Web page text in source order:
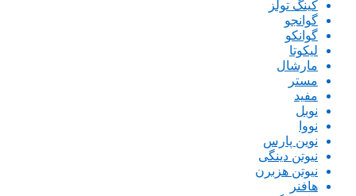
کینگ تولز
گوانجو
گوانکو
لیکوتا
مارشال
مستر
مفید
نوبل
نووا
نوین پارس
نیوتن دینگی
نیوتن هزبرن
هافنر